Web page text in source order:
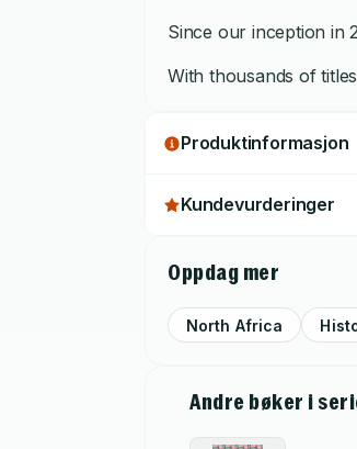
Since our inception in
With thousands of
Produktinformasjon
Kundevurderinger
Oppdag mer
North Africa
Andre bøker i